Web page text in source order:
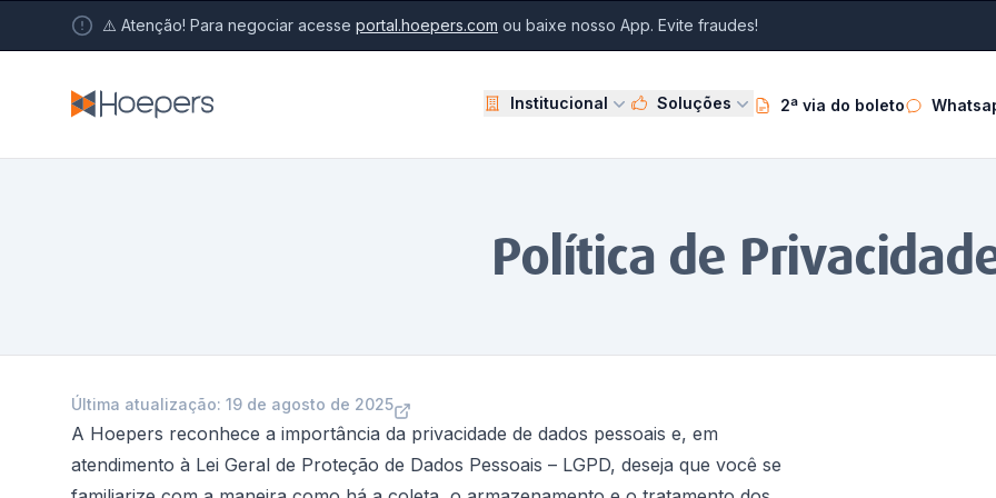
⚠️ Atenção! Para negociar acesse portal.hoepers.com ou baixe nosso App. Evite fraudes!
Institucional Soluções 2ª via do boleto
Política de
Última atualização: 19 de agosto de 2025
A Hoepers reconhece a importância da privacidade de dados pessoais e, em
atendimento à Lei Geral de Proteção de Dados Pessoais – LGPD, deseja que você se